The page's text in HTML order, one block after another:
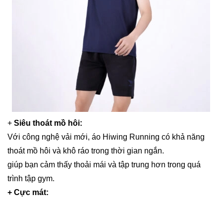
+ Siêu thoát mồ hôi:
Với công nghệ vải mới, áo Hiwing Running có khả năng
thoát mồ hôi và khô ráo trong thời gian ngắn.
giúp bạn cảm thấy thoải mái và tập trung hơn trong quá
trình tập gym.
+ Cực mát: